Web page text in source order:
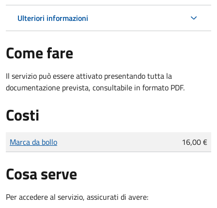
Ulteriori informazioni
Come fare
Il servizio può essere attivato presentando tutta la
documentazione prevista, consultabile in formato PDF.
Costi
Tipo di pagamento
Importo
Marca da bollo 16,00 €
Cosa serve
Per accedere al servizio, assicurati di avere: